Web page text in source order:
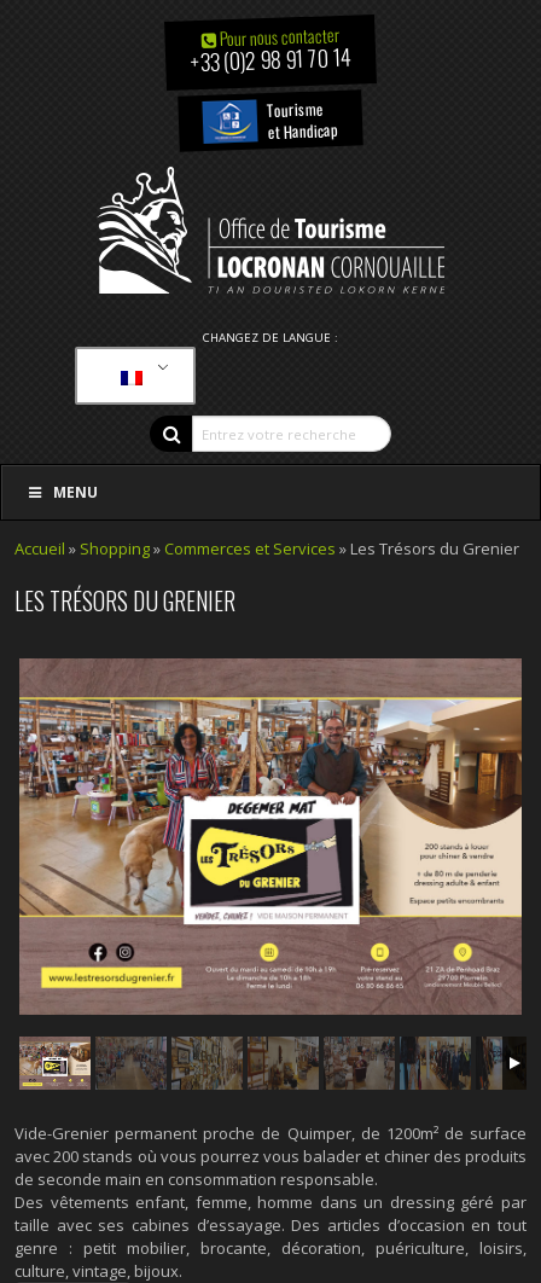
Pour nous contacter
+33 (0)2 98 91 70 14
Tourisme
et Handicap
CHANGEZ DE LANGUE :
MENU
Accueil » Shopping» Commerces et Services » Les Trésors du Grenier
LES TRÉSORS DU GRENIER
Vide-Grenier permanent proche de Quimper, de 1200m² de surface
avec 200 stands où vous pourrez vous balader et chiner des produits
de seconde main en consommation responsable.
Des vêtements enfant, femme, homme dans un dressing géré par
taille avec ses cabines d’essayage. Des articles d’occasion en tout
genre : petit mobilier, brocante, décoration, puériculture, loisirs,
culture, vintage, bijoux.